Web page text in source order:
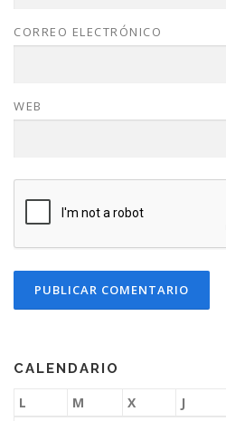
CORREO ELECTRÓNICO
WEB
CALENDARIO
L M X J